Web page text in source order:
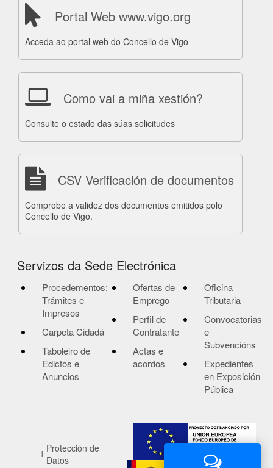
Portal Web www.vigo.org
Acceda ao portal web do Concello de Vigo
Como vai a miña xestión?
Consulte o estado das súas solicitudes
CSV Verificación de documentos
Comprobe a validez dos documentos emitidos polo
Concello de Vigo.
Servizos da Sede Electrónica
Procedementos:
Trámites e
Impresos
Carpeta Cidadá
Taboleiro de
Edictos e
Anuncios
Ofertas de
Emprego
Perfil de
Contratante
Actas e
acordos
Oficina
Tributaria
Convocatorias
e
Subvencións
Expedientes
en Exposición
Pública
Protección de
Datos